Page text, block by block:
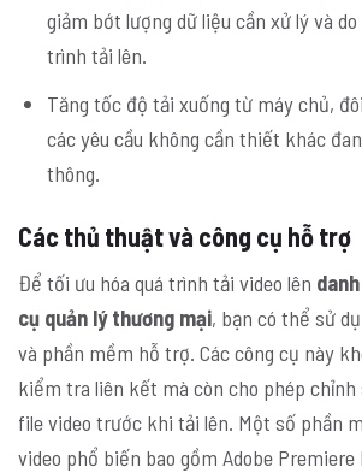
giảm bớt lượng dữ liệu cần xử lý và
trình tải lên.
Tăng tốc độ tải xuống từ máy chủ,
các yêu cầu không cần thiết khác
thông.
Các thủ thuật và công cụ hỗ trợ
Để tối ưu hóa quá trình tải video lên
cụ quản lý thương mại, bạn có thể sử
và phần mềm hỗ trợ. Các công cụ này
kiểm tra liên kết mà còn cho phép chỉnh
file video trước khi tải lên. Một số phần
video phổ biến bao gồm Adobe Premiere